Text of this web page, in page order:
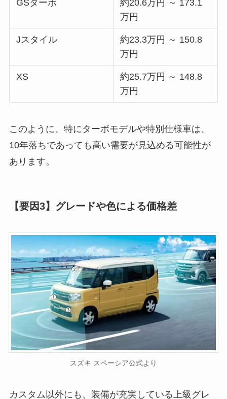
GSターボ
約20.6万円 ～ 173.1
万円
Jスタイル
約23.3万円 ～ 150.8
万円
XS
約25.7万円 ～ 148.8
万円
このように、特にターボモデルや特別仕様車は、
10年落ちであっても高い需要が見込める可能性が
あります。
【要因3】グレードや色による価格差
スズキ スペーシア公式より
カスタム以外にも、装備が充実している上級グレ